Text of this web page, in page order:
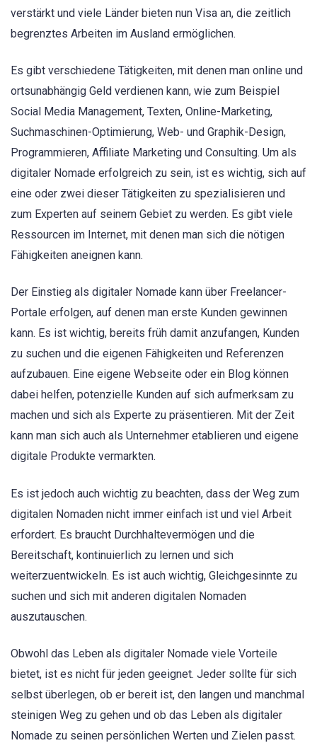
verstärkt und viele Länder bieten nun Visa an, die zeitlich
begrenztes Arbeiten im Ausland ermöglichen.
Es gibt verschiedene Tätigkeiten, mit denen man online und
ortsunabhängig Geld verdienen kann, wie zum Beispiel
Social Media Management, Texten, Online-Marketing,
Suchmaschinen-Optimierung, Web- und Graphik-Design,
Programmieren, Affiliate Marketing und Consulting. Um als
digitaler Nomade erfolgreich zu sein, ist es wichtig, sich auf
eine oder zwei dieser Tätigkeiten zu spezialisieren und
zum Experten auf seinem Gebiet zu werden. Es gibt viele
Ressourcen im Internet, mit denen man sich die nötigen
Fähigkeiten aneignen kann.
Der Einstieg als digitaler Nomade kann über Freelancer-
Portale erfolgen, auf denen man erste Kunden gewinnen
kann. Es ist wichtig, bereits früh damit anzufangen, Kunden
zu suchen und die eigenen Fähigkeiten und Referenzen
aufzubauen. Eine eigene Webseite oder ein Blog können
dabei helfen, potenzielle Kunden auf sich aufmerksam zu
machen und sich als Experte zu präsentieren. Mit der Zeit
kann man sich auch als Unternehmer etablieren und eigene
digitale Produkte vermarkten.
Es ist jedoch auch wichtig zu beachten, dass der Weg zum
digitalen Nomaden nicht immer einfach ist und viel Arbeit
erfordert. Es braucht Durchhaltevermögen und die
Bereitschaft, kontinuierlich zu lernen und sich
weiterzuentwickeln. Es ist auch wichtig, Gleichgesinnte zu
suchen und sich mit anderen digitalen Nomaden
auszutauschen.
Obwohl das Leben als digitaler Nomade viele Vorteile
bietet, ist es nicht für jeden geeignet. Jeder sollte für sich
selbst überlegen, ob er bereit ist, den langen und manchmal
steinigen Weg zu gehen und ob das Leben als digitaler
Nomade zu seinen persönlichen Werten und Zielen passt.